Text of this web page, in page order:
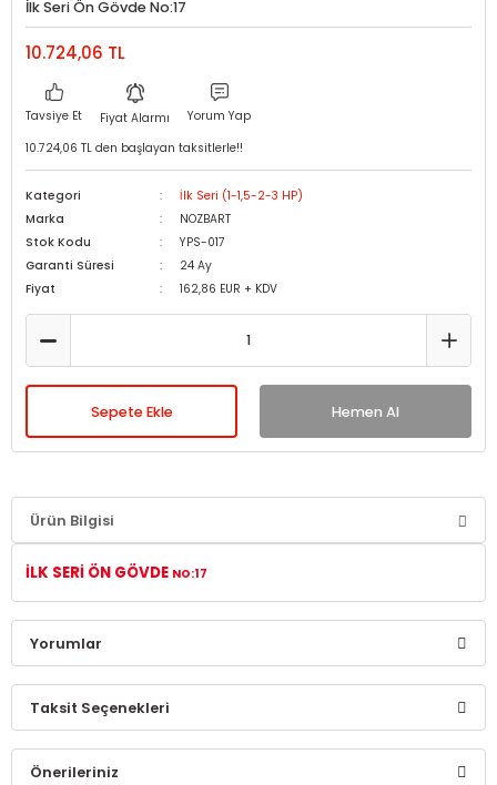
İlk Seri Ön Gövde No:17
10.724,06 TL
Tavsiye Et Fiyat Alarmı
Yorum Yap
10.724,06 TL den başlayan taksitlerle!!
Kategori
İlk Seri (1-1,5-2-3 HP)
Marka
NOZBART
Stok Kodu
YPS-017
Garanti Süresi
24 Ay
Fiyat
162,86 EUR + KDV
Sepete Ekle Hemen Al
Ürün Bilgisi
İLK SERİ ÖN GÖVDE NO:17
Yorumlar
Bu ürüne ilk yorumu siz yapın!
Taksit Seçenekleri
Önerileriniz